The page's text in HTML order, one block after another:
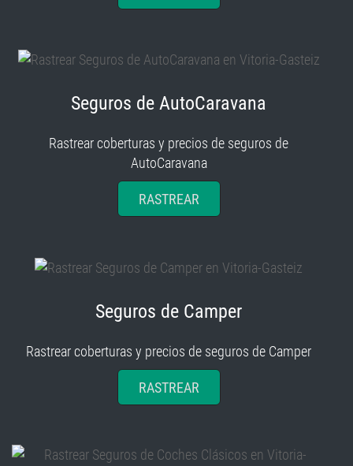
Seguros de AutoCaravana
Rastrear coberturas y precios de seguros de
AutoCaravana
RASTREAR
Seguros de Camper
Rastrear coberturas y precios de seguros de Camper
RASTREAR